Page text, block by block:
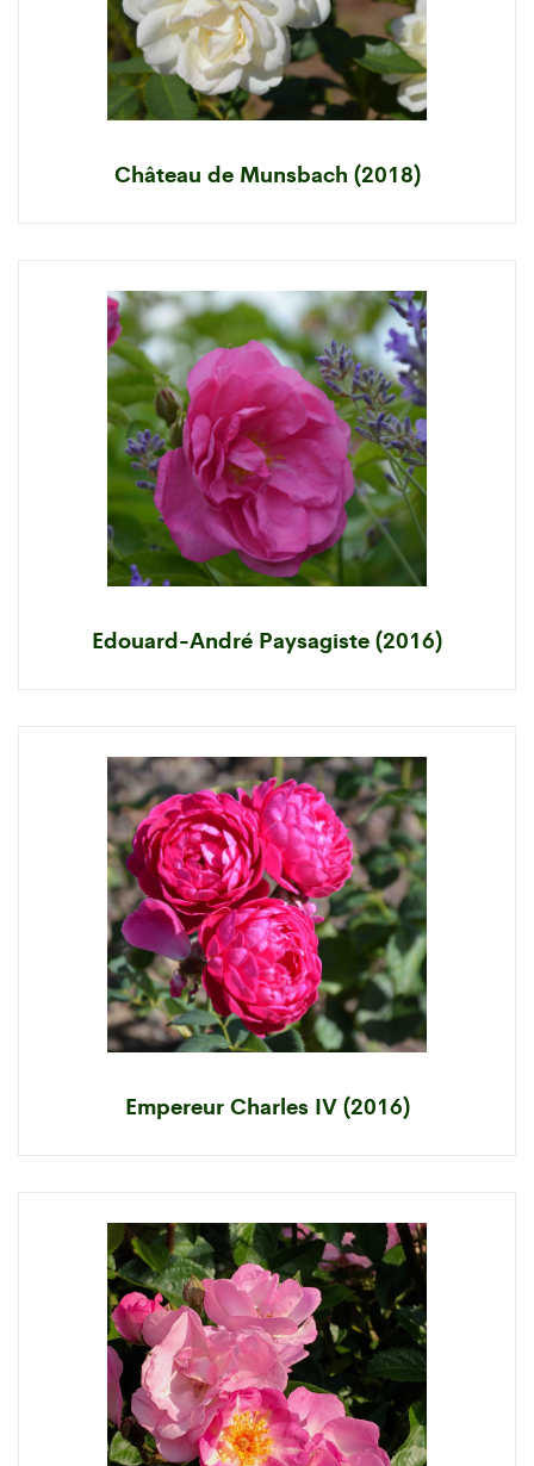
Château de Munsbach (2018)
Edouard-André Paysagiste (2016)
Empereur Charles IV (2016)